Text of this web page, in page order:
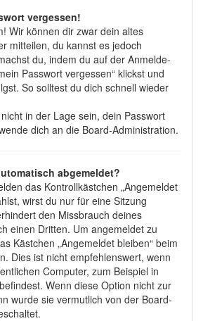
vergessen!
Wir können dir zwar dein altes
mitteilen, du kannst es jedoch
du, indem du auf der Anmelde-
Passwort vergessen“ klickst und
So solltest du dich schnell wieder
in der Lage sein, dein Passwort
dich an die Board-Administration.
abgemeldet?
das Kontrollkästchen „Angemeldet
wirst du nur für eine Sitzung
den Missbrauch deines
einen Dritten. Um angemeldet zu
Kästchen „Angemeldet bleiben“ beim
Dies ist nicht empfehlenswert, wenn
Computer, zum Beispiel in
Wenn diese Option nicht zur
wurde sie vermutlich von der Board-